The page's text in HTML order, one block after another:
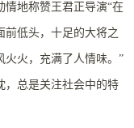
情地称赞王君正导演“在
前低头，十足的大将之
火火，充满了人情味。”
，总是关注社会中的特